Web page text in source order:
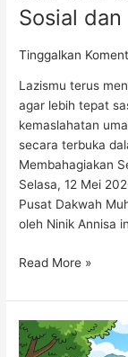
Sosial
Tinggalkan
Lazismu terus
agar lebih tepat
kemaslahatan
secara terbuka
Membahagiakan
Selasa, 12 Mei
Pusat Dakwah
oleh Ninik Annisa
Read More »
Ibadah
Paling